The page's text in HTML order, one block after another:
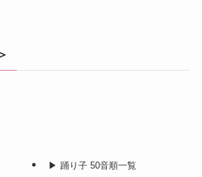
▶︎ 踊り子 50音順一覧